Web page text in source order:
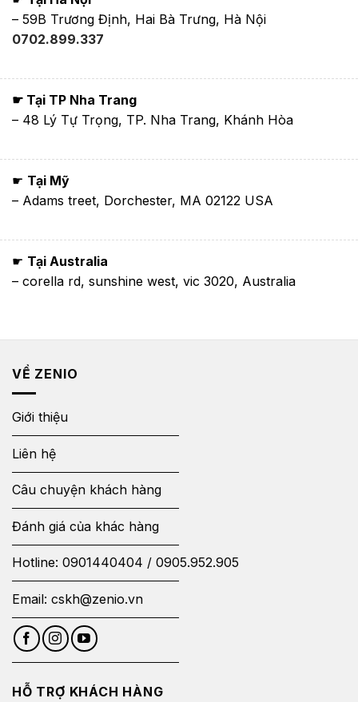
– 59B Trương Định, Hai Bà Trưng, Hà Nội
0702.899.337
☛ Tại TP Nha Trang
– 48 Lý Tự Trọng, TP. Nha Trang, Khánh Hòa
☛ Tại Mỹ
– Adams treet, Dorchester, MA 02122 USA
☛ Tại Australia
– corella rd, sunshine west, vic 3020, Australia
VỀ ZENIO
Giới thiệu
Liên hệ
Câu chuyện khách hàng
Đánh giá của khác hàng
Hotline: 0901440404 / 0905.952.905
Email: cskh@zenio.vn
HỖ TRỢ KHÁCH HÀNG